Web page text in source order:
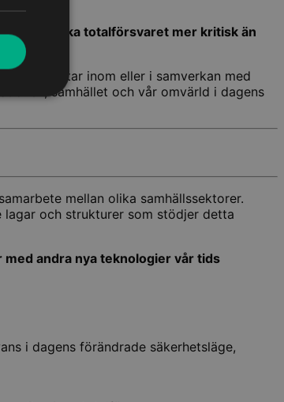
det svenska totalförsvaret mer kritisk än
arbetar inom eller i samverkan med
samhället och vår omvärld i dagens
mellan olika samhällssektorer.
och strukturer som stödjer detta
andra nya teknologier vår tids
i dagens förändrade säkerhetsläge,